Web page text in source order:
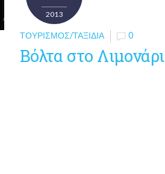
2013
ΤΟΥΡΙΣΜΌΣ/ΤΑΞΊΔΙΑ 0
Βόλτα στο Λιμονάρι